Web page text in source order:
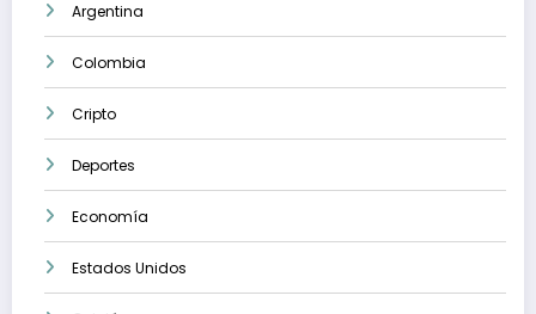
Argentina
Colombia
Cripto
Deportes
Economía
Estados Unidos